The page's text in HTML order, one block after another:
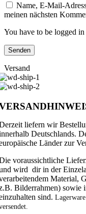
Name, E-Mail-
meinen nächsten
You have to be logged
Versand
liefern wir
Deutschlands.
Länder zur
voraussichtliche
wird dir in der
Material,
Bilderrahmen) sowie
sind.